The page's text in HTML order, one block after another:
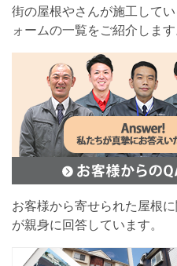
街の屋根やさんが施工して
ォームの一覧をご紹介します
お客様から寄せられた屋根
が親身に回答しています。